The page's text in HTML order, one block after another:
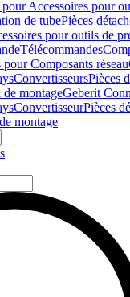
pour Accessoires pour
de tubePièces
pour outils de
Télécommandes
pour Composants réseau
ConvertisseursPièces
montageGeberit
ConvertisseurPièces
montage